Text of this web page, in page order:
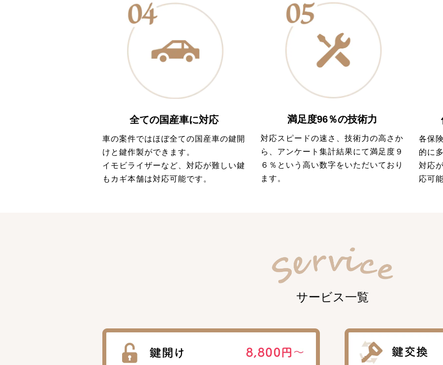
全ての国産車に対応
車の案件ではほぼ全ての国産車の鍵開
けと鍵作製ができます。
イモビライザーなど、対応が難しい鍵
もカギ本舗は対応可能です。
満足度96％の技術力
対応スピードの速さ、技術力の高さか
ら、アンケート集計結果にて満足度９
６％という高い数字をいただいており
ます。
各保
的に
対応
応可
サービス一覧